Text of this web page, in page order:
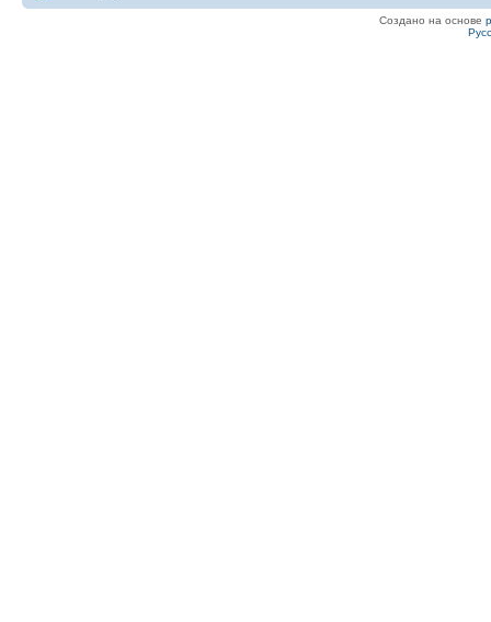
Создано на основе